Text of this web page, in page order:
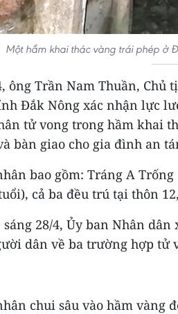
Một hầm khai thác vàng trái phép ở
ông Trần Nam Thuần,
Đắk Nông xác nhận lực
tử vong trong hầm khai
bàn giao cho gia đình an
bao gồm: Tráng A Trống
cả ba đều trú tại thôn
28/4, Ủy ban Nhân
dân về ba trường hợp tử
chui sâu vào hầm vàng